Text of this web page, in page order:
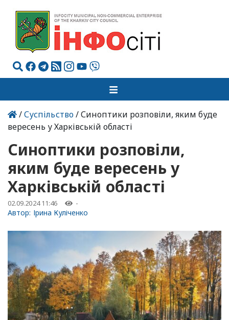
/Суспільство/ Синоптики розповіли, яким буде
вересень у Харківській області
Синоптики розповіли,
яким буде вересень у
Харківській області
02.09.2024 11:46 -
Автор: Ірина Куліченко